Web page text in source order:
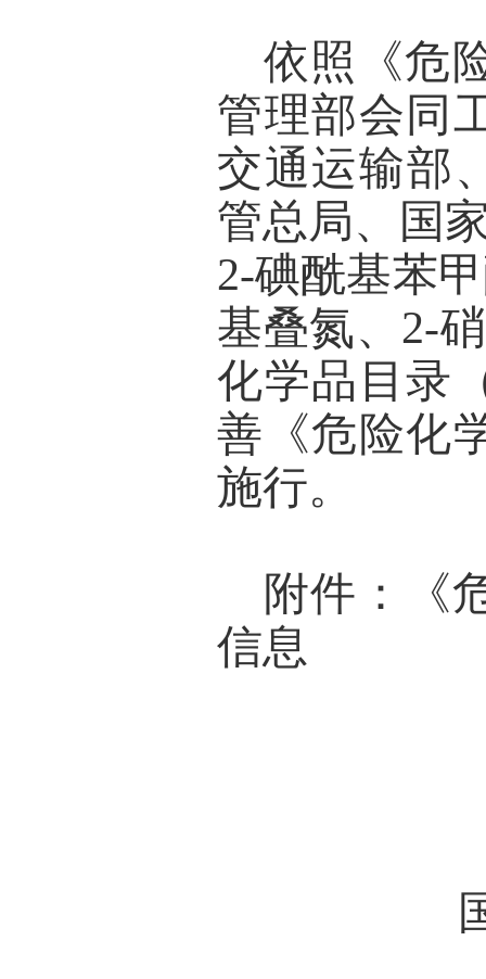
依照《危
管理部会同
交通运输部
管总局、国
2-碘酰基苯
基叠氮、 2-
化学品目录
善《危险化
施行。
附件：《
信息